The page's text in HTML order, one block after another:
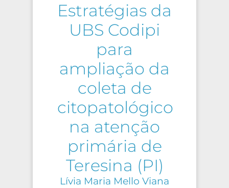
Estratégias da
UBS Codipi
para
ampliação da
coleta de
citopatológico
na atenção
primária de
Teresina (PI)
Lívia Maria Mello Viana